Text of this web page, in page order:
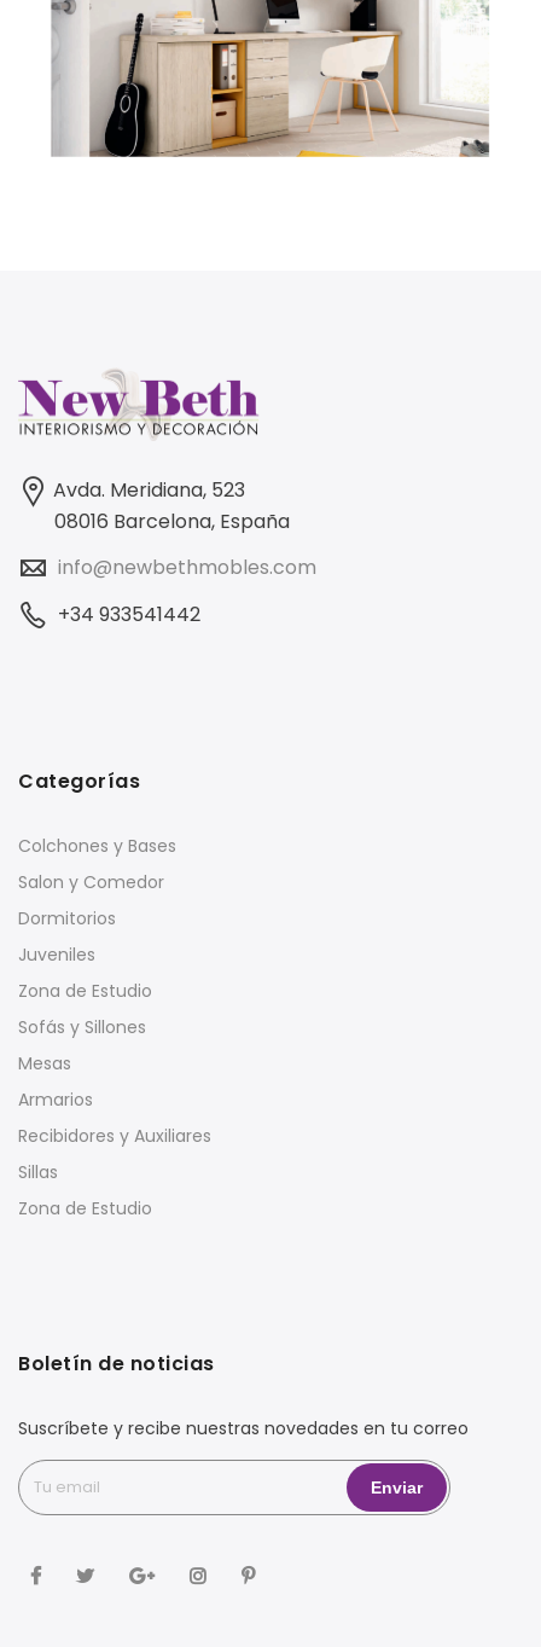
Avda. Meridiana, 523
08016 Barcelona, España
info@newbethmobles.com
+34 933541442
Categorías
Colchones y Bases
Salon y Comedor
Dormitorios
Juveniles
Zona de Estudio
Sofás y Sillones
Mesas
Armarios
Recibidores y Auxiliares
Sillas
Zona de Estudio
Boletín de noticias
Suscríbete y recibe nuestras novedades en tu correo